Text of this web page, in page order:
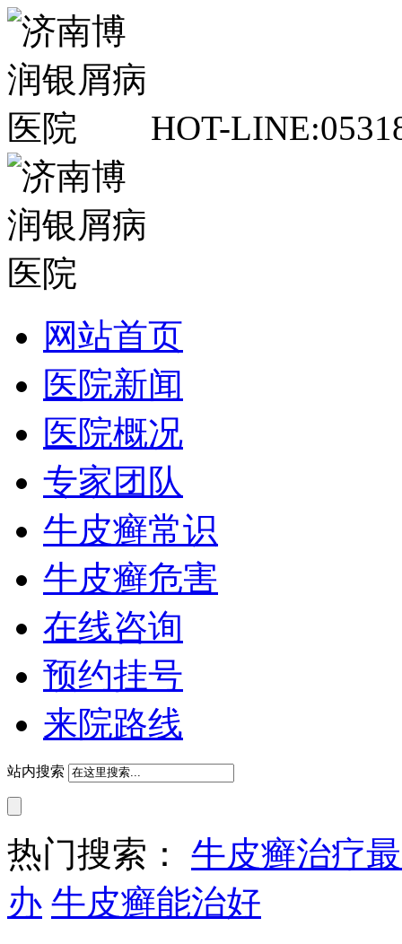
HOT-LINE:
网站首页
医院新闻
医院概况
专家团队
牛皮癣常识
牛皮癣危害
在线咨询
预约挂号
来院路线
站内搜索
热门搜索：
牛皮癣治疗
办 牛皮癣能治好